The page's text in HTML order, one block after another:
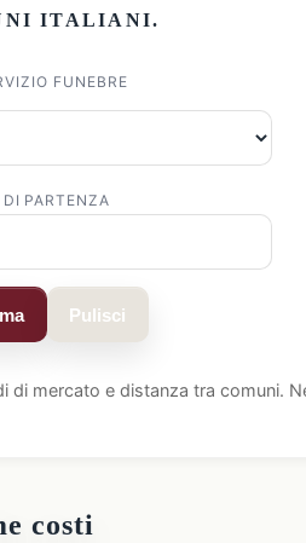
ITALIANI.
FUNEBRE
PARTENZA
Pulisci
di mercato e distanza tra comuni.
costi